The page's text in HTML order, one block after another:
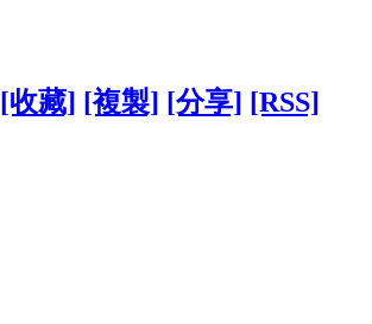
[收藏] [複製] [分享] [RSS]